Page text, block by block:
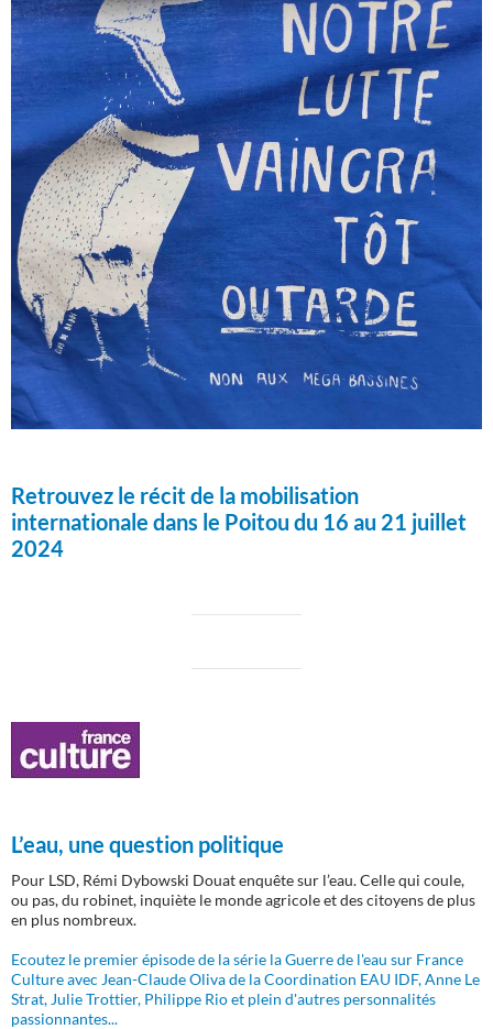
Retrouvez le récit de la mobilisation
internationale dans le Poitou du 16 au 21 juillet
2024
L’eau, une question politique
Pour LSD, Rémi Dybowski Douat enquête sur l’eau. Celle qui coule,
ou pas, du robinet, inquiète le monde agricole et des citoyens de plus
en plus nombreux.
Ecoutez le premier épisode de la série la Guerre de l'eau sur France
Culture avec Jean-Claude Oliva de la Coordination EAU IDF, Anne Le
Strat, Julie Trottier, Philippe Rio et plein d'autres personnalités
passionnantes...